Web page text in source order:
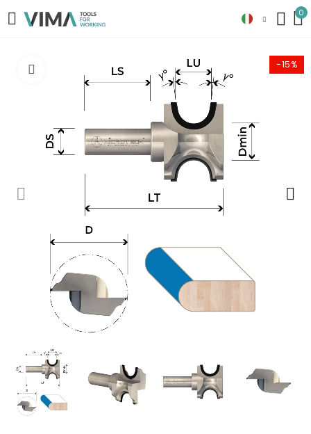
0
-15%
Clicca per ingrandire